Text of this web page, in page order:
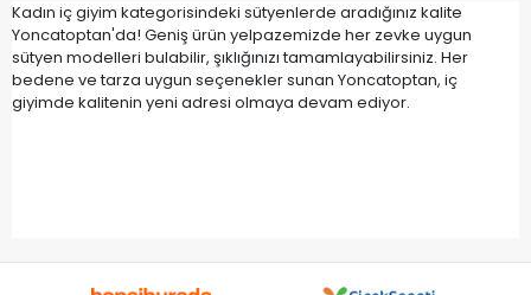
Kadın iç giyim kategorisindeki sütyenlerde aradığınız kalite
Yoncatoptan'da! Geniş ürün yelpazemizde her zevke uygun
sütyen modelleri bulabilir, şıklığınızı tamamlayabilirsiniz. Her
bedene ve tarza uygun seçenekler sunan Yoncatoptan, iç
giyimde kalitenin yeni adresi olmaya devam ediyor.